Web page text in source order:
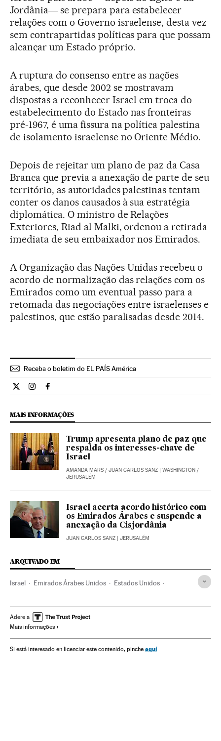
Jordânia― se prepara para estabelecer
relações com o Governo israelense, desta vez
sem contrapartidas políticas para que possam
alcançar um Estado próprio.
A ruptura do consenso entre as nações
árabes, que desde 2002 se mostravam
dispostas a reconhecer Israel em troca do
estabelecimento do Estado nas fronteiras
pré-1967, é uma fissura na política palestina
de isolamento israelense no Oriente Médio.
Depois de rejeitar um plano de paz da Casa
Branca que previa a anexação de parte de seu
território, as autoridades palestinas tentam
conter os danos causados à sua estratégia
diplomática. O ministro de Relações
Exteriores, Riad al Malki, ordenou a retirada
imediata de seu embaixador nos Emirados.
A Organização das Nações Unidas recebeu o
acordo de normalização das relações com os
Emirados como um eventual passo para a
retomada das negociações entre israelenses e
palestinos, que estão paralisadas desde 2014.
Receba o boletim do EL PAÍS América
Internacional El País Brasil en Twitter
Internacional El País Brasil en Instagram
Internacional El País Brasil en Facebook
MAIS INFORMAÇÕES
Trump apresenta plano de paz que
respalda os interesses-chave de
Israel
AMANDA MARS / JUAN CARLOS SANZ | WASHINGTON /
JERUSALÉM
Israel acerta acordo histórico com
os Emirados Árabes e suspende a
anexação da Cisjordânia
JUAN CARLOS SANZ | JERUSALÉM
ARQUIVADO EM
Israel Emirados Árabes Unidos Estados Unidos
Donald Trump Anexações
Adere a
Mais informações
Si está interesado en licenciar este contenido, pinche aquí